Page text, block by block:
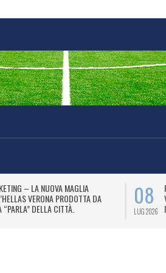
08
LUG 2026
COMBAT SPORTS – LA PROMOTION
NIPPONICA SBARCA IN CAMBOGIA.